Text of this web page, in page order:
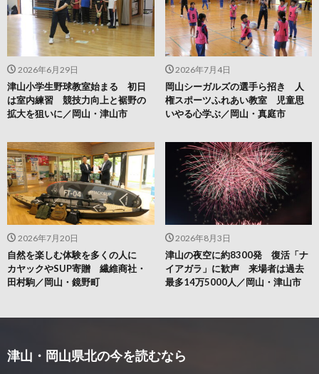
2026年8月3日
津山の夜空に約8300発 復活「ナ
イアガラ」に歓声 来場者は過去
最多14万5000人／岡山・津山市
2026年7月20日
自然を楽しむ体験を多くの人に
カヤックやSUP寄贈 繊維商社・
田村駒／岡山・鏡野町
2026年7月4日
岡山シーガルズの選手ら招き 人
権スポーツふれあい教室 児童思
いやる心学ぶ／岡山・真庭市
2026年6月29日
津山小学生野球教室始まる 初日
は室内練習 競技力向上と裾野の
拡大を狙いに／岡山・津山市
津山・岡山県北の今を読むなら